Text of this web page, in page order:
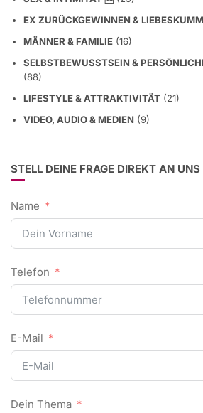
EX ZURÜCKGEWINNEN &
MÄNNER & FAMILIE (16)
SELBSTBEWUSSTSEIN &
(88)
LIFESTYLE & ATTRAKTIVITÄT (21)
VIDEO, AUDIO & MEDIEN (9)
STELL DEINE FRAGE DIREKT AN UNS
Name
Telefon
E-Mail
Dein Thema